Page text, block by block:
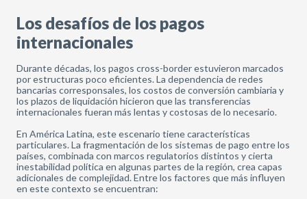
Los desafíos de los pagos
internacionales
Durante décadas, los pagos cross-border estuvieron marcados
por estructuras poco eficientes. La dependencia de redes
bancarias corresponsales, los costos de conversión cambiaria y
los plazos de liquidación hicieron que las transferencias
internacionales fueran más lentas y costosas de lo necesario.
En América Latina, este escenario tiene características
particulares. La fragmentación de los sistemas de pago entre los
países, combinada con marcos regulatorios distintos y cierta
inestabilidad política en algunas partes de la región, crea capas
adicionales de complejidad. Entre los factores que más influyen
en este contexto se encuentran: